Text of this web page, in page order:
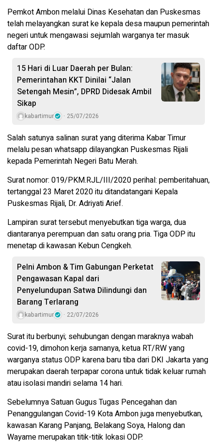
Pemkot Ambon melalui Dinas Kesehatan dan Puskesmas
telah melayangkan surat ke kepala desa maupun pemerintah
negeri untuk mengawasi sejumlah warganya ter masuk
daftar ODP.
15 Hari di Luar Daerah per Bulan:
Pemerintahan KKT Dinilai “Jalan
Setengah Mesin”, DPRD Didesak Ambil
Sikap
kabartimur 25/07/2026
Salah satunya salinan surat yang diterima Kabar Timur
melalu pesan whatsapp dilayangkan Puskesmas Rijali
kepada Pemerintah Negeri Batu Merah.
Surat nomor: 019/PKM.RJL/III/2020 perihal: pemberitahuan,
tertanggal 23 Maret 2020 itu ditandatangani Kepala
Puskesmas Rijali, Dr. Adriyati Arief.
Lampiran surat tersebut menyebutkan tiga warga, dua
diantaranya perempuan dan satu orang pria. Tiga ODP itu
menetap di kawasan Kebun Cengkeh.
Pelni Ambon & Tim Gabungan Perketat
Pengawasan Kapal dari
Penyelundupan Satwa Dilindungi dan
Barang Terlarang
kabartimur 22/07/2026
Surat itu berbunyi; sehubungan dengan maraknya wabah
covid-19, dimohon kerja samanya, ketua RT/RW yang
warganya status ODP karena baru tiba dari DKI Jakarta yang
merupakan daerah terpapar corona untuk tidak keluar rumah
atau isolasi mandiri selama 14 hari.
Sebelumnya Satuan Gugus Tugas Pencegahan dan
Penanggulangan Covid-19 Kota Ambon juga menyebutkan,
kawasan Karang Panjang, Belakang Soya, Halong dan
Wayame merupakan titik-titik lokasi ODP.